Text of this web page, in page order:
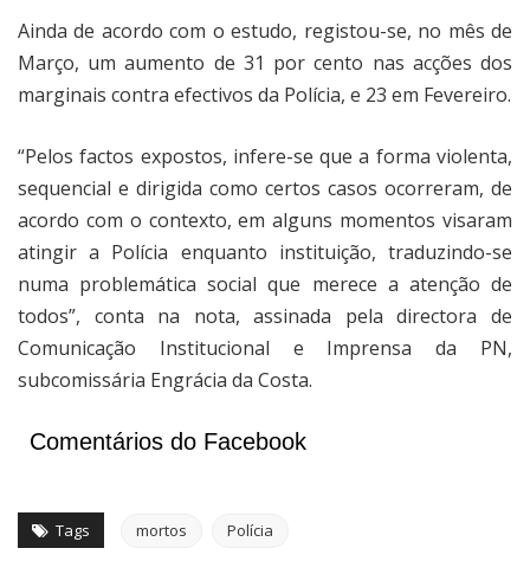
Ainda de acordo com o estudo, registou-se, no mês de
Março, um aumento de 31 por cento nas acções dos
marginais contra efectivos da Polícia, e 23 em Fevereiro.
“Pelos factos expostos, infere-se que a forma violenta,
sequencial e dirigida como certos casos ocorreram, de
acordo com o contexto, em alguns momentos visaram
atingir a Polícia enquanto instituição, traduzindo-se
numa problemática social que merece a atenção de
todos”, conta na nota, assinada pela directora de
Comunicação Institucional e Imprensa da PN,
subcomissária Engrácia da Costa.
Comentários do Facebook
Tags mortos Polícia